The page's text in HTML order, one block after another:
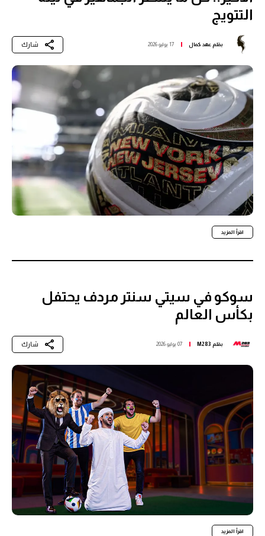
التتويج
بقلم عهد كمال 17 يوليو 2026 شارك
اقرأ المزيد
سوكو في سيتي سنتر مردف يحتفل
بكأس العالم
بقلم M283 07 يوليو 2026 شارك
اقرأ المزيد